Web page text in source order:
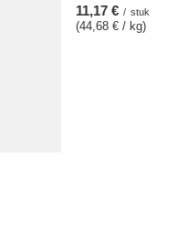
11,17 € / stuk
(44,68 € / kg)